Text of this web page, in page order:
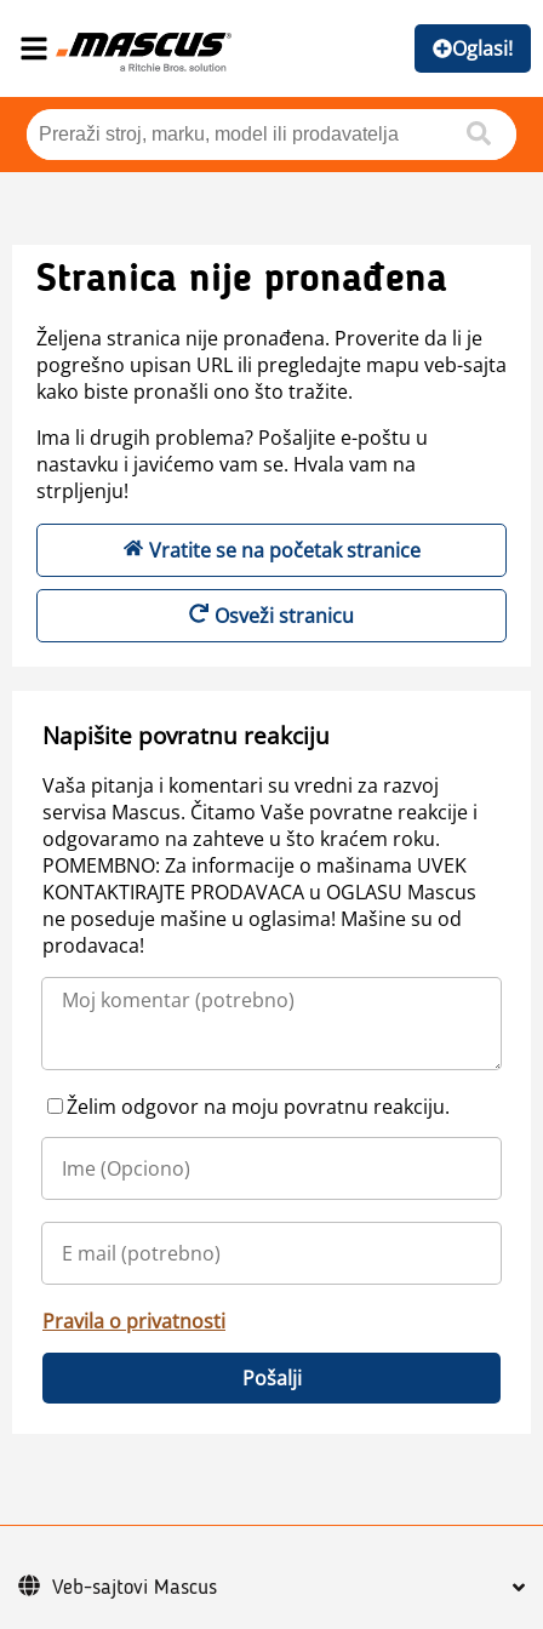
Oglasi!
Stranica nije pronađena
Željena stranica nije pronađena. Proverite da li je
pogrešno upisan URL ili pregledajte mapu veb-sajta
kako biste pronašli ono što tražite.
Ima li drugih problema? Pošaljite e-poštu u
nastavku i javićemo vam se. Hvala vam na
strpljenju!
Vratite se na početak stranice
Osveži stranicu
Napišite povratnu reakciju
Vaša pitanja i komentari su vredni za razvoj
servisa Mascus. Čitamo Vaše povratne reakcije i
odgovaramo na zahteve u što kraćem roku.
POMEMBNO: Za informacije o mašinama UVEK
KONTAKTIRAJTE PRODAVACA u OGLASU Mascus
ne poseduje mašine u oglasima! Mašine su od
prodavaca!
Želim odgovor na moju povratnu reakciju.
Pravila o privatnosti
Pošalji
Veb-sajtovi Mascus